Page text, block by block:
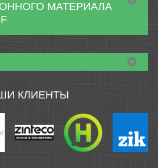
МАТЕРИАЛА
КЛИЕНТЫ